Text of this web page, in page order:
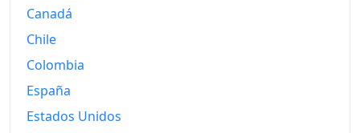
2022
2024
2025
Canadá
Chile
Colombia
España
Estados Unidos